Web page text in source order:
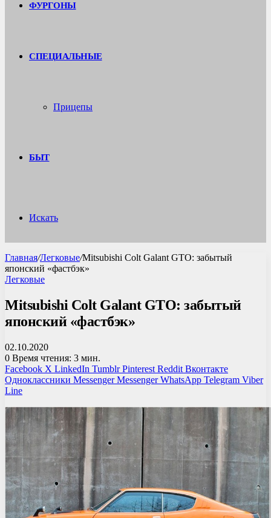
ФУРГОНЫ
СПЕЦИАЛЬНЫЕ
Прицепы
БЫТ
Искать
Главная/Легковые/Mitsubishi Colt Galant GTO: забытый
японский «фастбэк»
Легковые
Mitsubishi Colt Galant GTO: забытый
японский «фастбэк»
02.10.2020
0 Время чтения: 3 мин.
Facebook X LinkedIn Tumblr Pinterest Reddit Вконтакте
Одноклассники Messenger Messenger WhatsApp Telegram Viber
Line